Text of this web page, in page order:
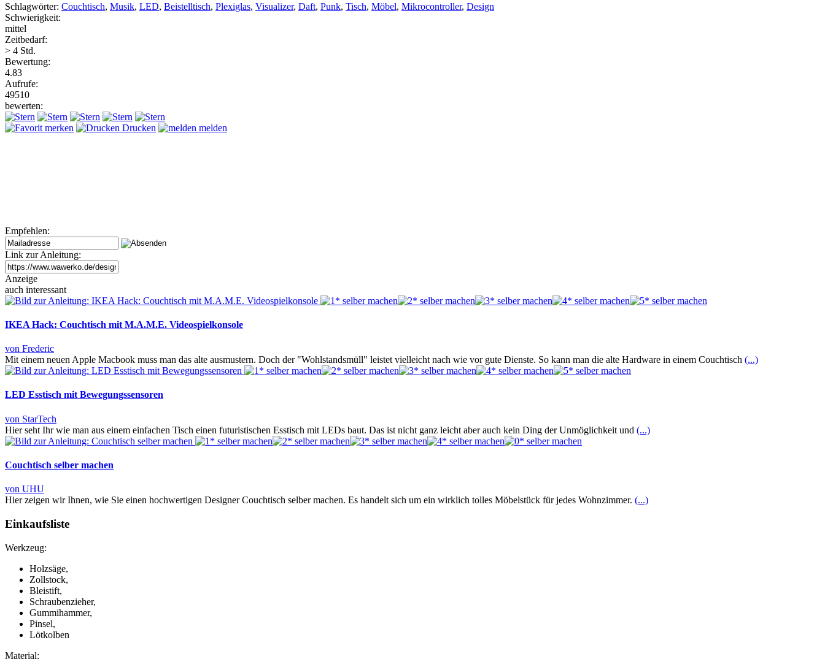
Schlagwörter: Couchtisch, Musik, LED, Beistelltisch, Plexiglas, Visualizer, Daft, Punk, Tisch, Möbel, Mikrocontroller, Design
Schwierigkeit:
mittel
Zeitbedarf:
> 4 Std.
Bewertung:
4.83
Aufrufe:
49510
bewerten:
merken Drucken melden
Empfehlen:
Link zur Anleitung:
Anzeige
auch interessant
IKEA Hack: Couchtisch mit M.A.M.E. Videospielkonsole
von Frederic
Mit einem neuen Apple Macbook muss man das alte ausmustern. Doch der "Wohlstandsmüll" leistet vielleicht nach wie vor gute Dienste. So kann man die alte Hardware in einem Couchtisch (...)
LED Esstisch mit Bewegungssensoren
von StarTech
Hier seht Ihr wie man aus einem einfachen Tisch einen futuristischen Esstisch mit LEDs baut. Das ist nicht ganz leicht aber auch kein Ding der Unmöglichkeit und (...)
Couchtisch selber machen
von UHU
Hier zeigen wir Ihnen, wie Sie einen hochwertigen Designer Couchtisch selber machen. Es handelt sich um ein wirklich tolles Möbelstück für jedes Wohnzimmer. (...)
Einkaufsliste
Werkzeug:
Holzsäge,
Zollstock,
Bleistift,
Schraubenzieher,
Gummihammer,
Pinsel,
Lötkolben
Material: